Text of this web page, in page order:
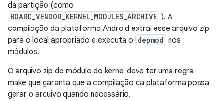
da partição (como
BOARD_VENDOR_KERNEL_MODULES_ARCHIVE ). A
compilação da plataforma Android extrai esse arquivo zip
para o local apropriado e executa o depmod nos
módulos.
O arquivo zip do módulo do kernel deve ter uma regra
make que garanta que a compilação da plataforma possa
gerar o arquivo quando necessário.